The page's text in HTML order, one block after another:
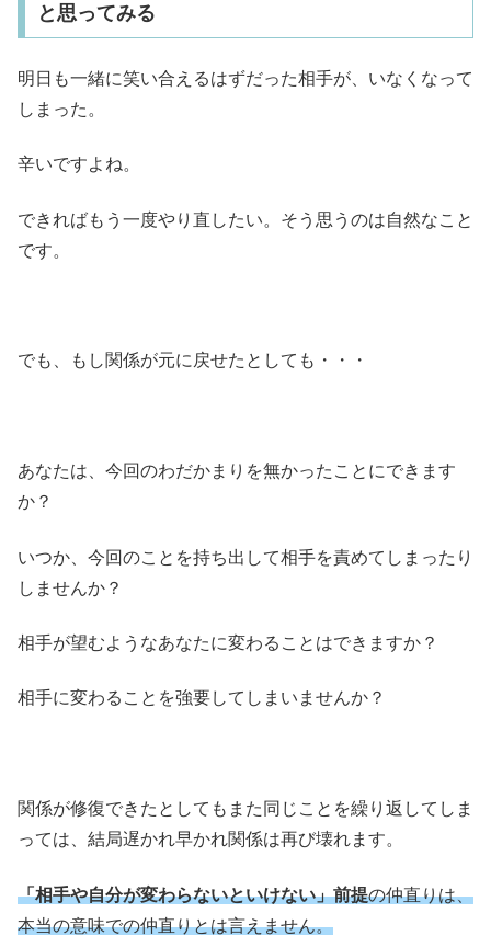
と思ってみる
明日も一緒に笑い合えるはずだった相手が、いなくなって
しまった。
辛いですよね。
できればもう一度やり直したい。そう思うのは自然なこと
です。
でも、もし関係が元に戻せたとしても・・・
あなたは、今回のわだかまりを無かったことにできます
か？
いつか、今回のことを持ち出して相手を責めてしまったり
しませんか？
相手が望むようなあなたに変わることはできますか？
相手に変わることを強要してしまいませんか？
関係が修復できたとしてもまた同じことを繰り返してしま
っては、結局遅かれ早かれ関係は再び壊れます。
「相手や自分が変わらないといけない」前提の仲直りは、
本当の意味での仲直りとは言えません。